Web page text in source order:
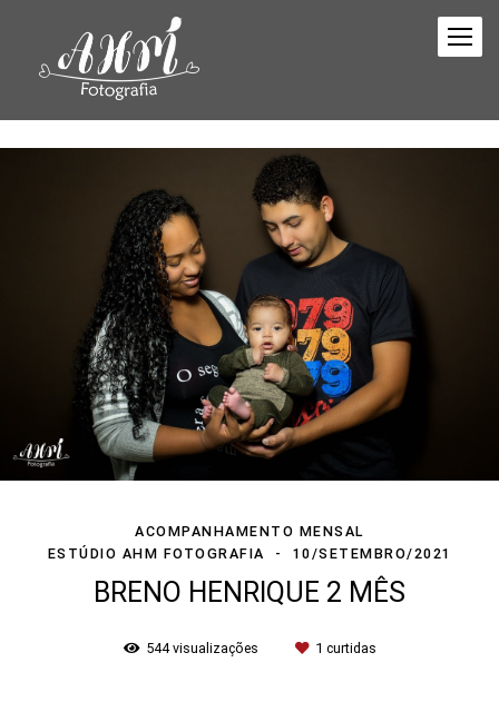
ACOMPANHAMENTO MENSAL
ESTÚDIO AHM FOTOGRAFIA
10/SETEMBRO/2021
BRENO HENRIQUE 2 MÊS
544visualizações 1 curtidas